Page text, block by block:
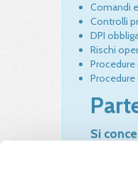
Comandi
Controlli
DPI
Rischi
Si
Uso dei